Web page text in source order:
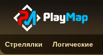
Стрелялки Логические